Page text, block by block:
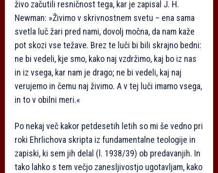
živo začutili resničnost tega, kar je zapisal J. H.
Newman: »Živimo v skrivnostnem svetu – ena sama
svetla luč žari pred nami, dovolj močna, da nam kaže
pot skozi vse težave. Brez te luči bi bili skrajno bedni:
ne bi vedeli, kje smo, kako naj vzdržimo, kaj bo iz nas
in iz vsega, kar nam je drago; ne bi vedeli, kaj naj
verujemo in čemu naj živimo. A v tej luči imamo vsega,
in to v obilni meri.«
Po nekaj več kakor petdesetih letih so mi še vedno pri
roki Ehrlichova skripta iz fundamentalne teologije in
zapiski, ki sem jih delal (l. 1938/39) ob predavanjih. In
tako lahko s tem večjo zanesljivostjo ugotavljam, kako